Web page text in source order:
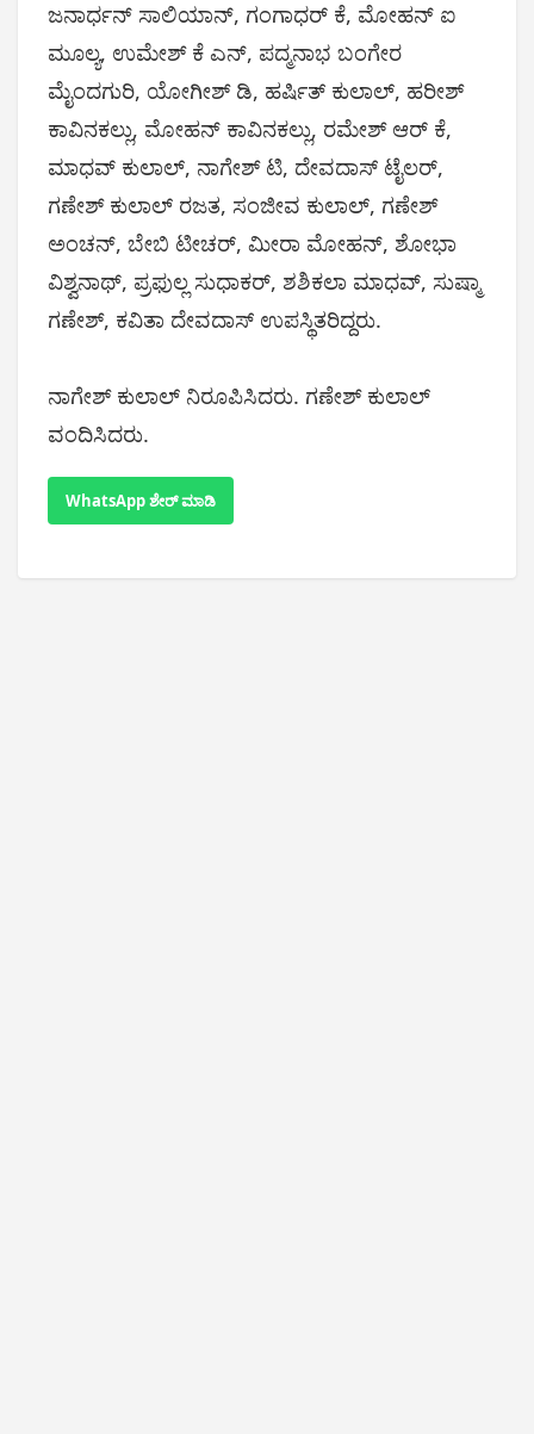
ಜನಾರ್ಧನ್ ಸಾಲಿಯಾನ್, ಗಂಗಾಧರ್ ಕೆ, ಮೋಹನ್ ಐ
ಮೂಲ್ಯ, ಉಮೇಶ್ ಕೆ ಎನ್, ಪದ್ಮನಾಭ ಬಂಗೇರ
ಮೈಂದಗುರಿ, ಯೋಗೀಶ್ ಡಿ, ಹರ್ಷಿತ್ ಕುಲಾಲ್, ಹರೀಶ್
ಕಾವಿನಕಲ್ಲು, ಮೋಹನ್ ಕಾವಿನಕಲ್ಲು, ರಮೇಶ್ ಆರ್ ಕೆ,
ಮಾಧವ್ ಕುಲಾಲ್, ನಾಗೇಶ್ ಟಿ, ದೇವದಾಸ್ ಟೈಲರ್,
ಗಣೇಶ್ ಕುಲಾಲ್ ರಜತ, ಸಂಜೀವ ಕುಲಾಲ್, ಗಣೇಶ್
ಅಂಚನ್, ಬೇಬಿ ಟೀಚರ್, ಮೀರಾ ಮೋಹನ್, ಶೋಭಾ
ವಿಶ್ವನಾಥ್, ಪ್ರಫುಲ್ಲ ಸುಧಾಕರ್, ಶಶಿಕಲಾ ಮಾಧವ್, ಸುಷ್ಮಾ
ಗಣೇಶ್, ಕವಿತಾ ದೇವದಾಸ್ ಉಪಸ್ಥಿತರಿದ್ದರು.
ನಾಗೇಶ್ ಕುಲಾಲ್ ನಿರೂಪಿಸಿದರು. ಗಣೇಶ್ ಕುಲಾಲ್
ವಂದಿಸಿದರು.
WhatsApp ಶೇರ್ ಮಾಡಿ